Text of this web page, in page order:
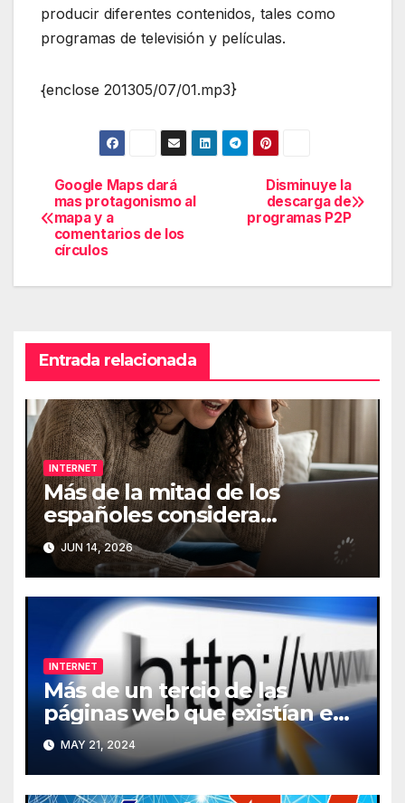
producir diferentes contenidos, tales como
programas de televisión y películas.
{enclose 201305/07/01.mp3}
Navegación
de
Disminuye la
descarga de
programas P2P
Google Maps dará
mas protagonismo al
mapa y a
comentarios de los
círculos
Entrada relacionada
INTERNET
Más de la mitad de los
españoles considera
fundamental la conexión a
Internet
JUN 14, 2026
INTERNET
Más de un tercio de las
páginas web que existían en
2013 han desaparecido de
Internet
MAY 21, 2024